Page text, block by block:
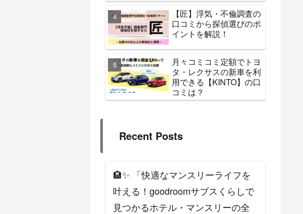
【匠】浮気・不倫調査の
口コミから探偵選びのポ
イントを解説！
月々コミコミ定額でトヨ
タ・レクサスの新車を利
用できる【KINTO】の口
コミは？
Recent Posts
🏨✨ 「快適なマンスリーライフを
叶える！goodroomサブスくらしで
見つかるホテル・マンスリーの全